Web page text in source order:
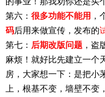
第六： 很多功能不能用 ，
码后用来做宣传，发布的
第七： 后期改版问题 ，盗
麻烦！就好比先建立一个
房，大家想一下：是把小
上，根基不变，墙壁不变